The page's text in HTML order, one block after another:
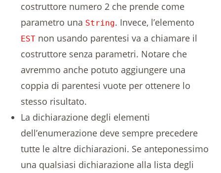
costruttore numero 2 che prende come
parametro una String. Invece, l’elemento
EST non usando parentesi va a chiamare il
costruttore senza parametri. Notare che
avremmo anche potuto aggiungere una
coppia di parentesi vuote per ottenere lo
stesso risultato.
La dichiarazione degli elementi
dell’enumerazione deve sempre precedere
tutte le altre dichiarazioni. Se anteponessimo
una qualsiasi dichiarazione alla lista degli